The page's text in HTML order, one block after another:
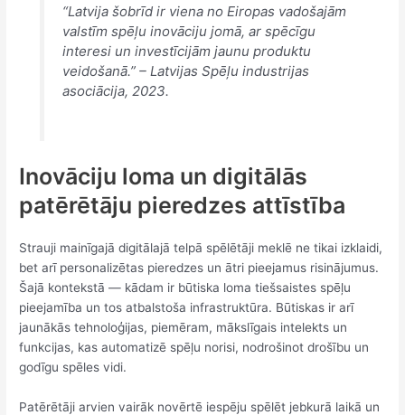
“Latvija šobrīd ir viena no Eiropas vadošajām
valstīm spēļu inovāciju jomā, ar spēcīgu
interesi un investīcijām jaunu produktu
veidošanā.” – Latvijas Spēļu industrijas
asociācija, 2023.
Inovāciju loma un digitālās
patērētāju pieredzes attīstība
Strauji mainīgajā digitālajā telpā spēlētāji meklē ne tikai izklaidi,
bet arī personalizētas pieredzes un ātri pieejamus risinājumus.
Šajā kontekstā — kādam ir būtiska loma tiešsaistes spēļu
pieejamība un tos atbalstoša infrastruktūra. Būtiskas ir arī
jaunākās tehnoloģijas, piemēram, mākslīgais intelekts un
funkcijas, kas automatizē spēļu norisi, nodrošinot drošību un
godīgu spēles vidi.
Patērētāji arvien vairāk novērtē iespēju spēlēt jebkurā laikā un